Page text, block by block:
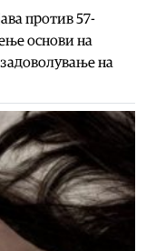
против 57-
основи на
на